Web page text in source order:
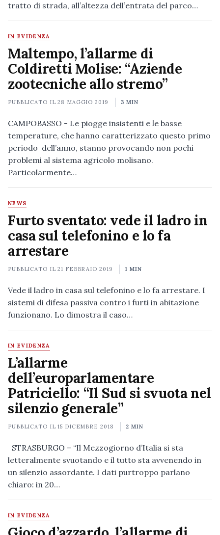
tratto di strada, all’altezza dell’entrata del parco…
IN EVIDENZA
Maltempo, l’allarme di
Coldiretti Molise: “Aziende
zootecniche allo stremo”
PUBBLICATO IL28 MAGGIO 2019 3 MIN
CAMPOBASSO - Le piogge insistenti e le basse
temperature, che hanno caratterizzato questo primo
periodo dell’anno, stanno provocando non pochi
problemi al sistema agricolo molisano.
Particolarmente…
NEWS
Furto sventato: vede il ladro in
casa sul telefonino e lo fa
arrestare
PUBBLICATO IL21 FEBBRAIO 2019 1 MIN
Vede il ladro in casa sul telefonino e lo fa arrestare. I
sistemi di difesa passiva contro i furti in abitazione
funzionano. Lo dimostra il caso…
IN EVIDENZA
L’allarme
dell’europarlamentare
Patriciello: “Il Sud si svuota nel
silenzio generale”
PUBBLICATO IL15 DICEMBRE 2018 2 MIN
STRASBURGO – “Il Mezzogiorno d’Italia si sta
letteralmente svuotando e il tutto sta avvenendo in
un silenzio assordante. I dati purtroppo parlano
chiaro: in 20…
IN EVIDENZA